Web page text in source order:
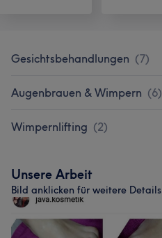
Gesichtsbehandlungen (7)
Augenbrauen & Wimpern (6)
Wimpernlifting (2)
Unsere Arbeit
Bild anklicken für weitere Details